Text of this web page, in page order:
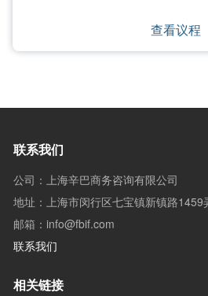
查看议程
联系我们
公司：上海辛巴商务咨询有限公司
地址：上海市闵行区七宝镇新镇路
邮箱：info@fbif.com
联系我们
相关链接